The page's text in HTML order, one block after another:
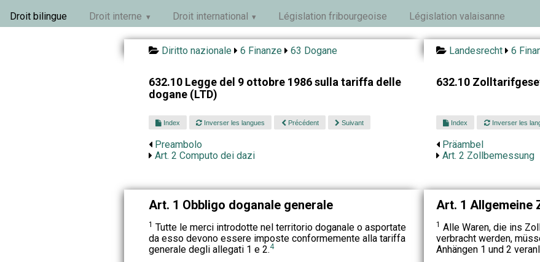
Droit bilingue Droit interne Droit international Législation fribourgeoise Législation valaisanne
Diritto nazionale 6 Finanze 63 Dogane Landesrecht 6
632.10 Legge del 9 ottobre 1986 sulla tariffa delle
dogane (LTD)
632.10
Index Inverser les langues Précédent Suivant
Preambolo
Art. 2 Computo dei dazi
Index Inverser les
Präambel
Art. 2 Zollbemessung
Art. 1 Obbligo doganale generale
1 Tutte le merci introdotte nel territorio doganale o asportate
da esso devono essere imposte conformemente alla tariffa
generale degli allegati 1 e 2.4
Art. 1 Allgemeine
1 Alle Waren, die ins
verbracht werden,
Anhängen 1 und 2